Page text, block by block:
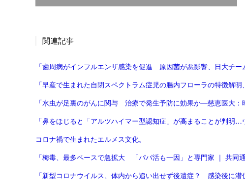
関連記事
「歯周病がインフルエンザ感染を促進 原因菌が悪影響、日大チー
「早産で生まれた自閉スペクトラム症児の腸内フローラの特徴解
「水虫が足裏のがんに関与 治療で発生予防に効果か―慈恵医大：
コロナ禍で生まれたエルメス文化。
「梅毒、最多ペースで急拡大 「パパ活も一因」と専門家 ｜ 共同通